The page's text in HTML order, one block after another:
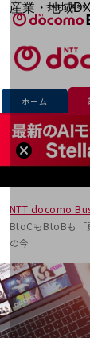
産業・地域
OPEN HUB
自律・分散・協
「社会可能性」
OPEN HUB for
イベント/ウェ
記事コンテンツ
プレイヤー(カ
事例
Smart World
産業・地域DXプ
企業と地域が持
Smart City
Smart
Smart
Smart Industry
Smart Mobility
Smart Worksite
生成
地域の取り組
サイト内検索
開く
メニュー
開く
フリーワー
フリーワー
ホーム
NTT docomo
BtoCもBtoBも「
の今